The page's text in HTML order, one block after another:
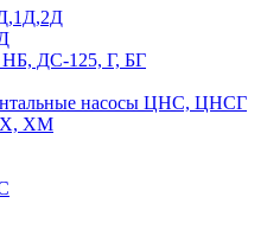
ДС-125, Г, БГ
насосы ЦНС, ЦНСГ
Х, ХМ